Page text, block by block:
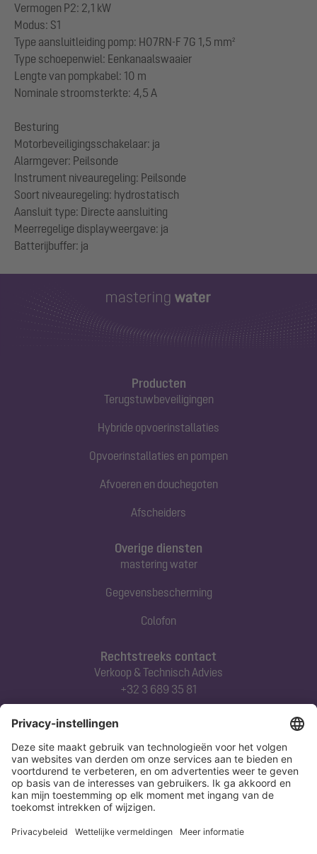
Vermogen P2: 2,1 kW
Modus: S1
Type aansluitleiding pomp: H07RN-F 7G 1,5 mm²
Type schoepenwiel: Eenkanaalswaaier
Lengte van pompkabel: 10 m
Nominale stroomsterkte: 4,5 A
Besturing
Motorbeveiligingsschakelaar: ja
Alarmgever: Peilsonde
Instrument niveauregeling: Peilsonde
Soort niveauregeling: hydrostatisch
Aansluit type: Directe aansluiting
Meerregelige displayweergave: ja
Producten
Terugstuwbeveiligingen
Hybride opvoerinstallaties
Opvoerinstallaties en pompen
Afvoeren en douchegoten
Afscheiders
Rechtstreeks contact
Verkoop & Technisch Advies
+32 3 689 35 81
Abonneert u zich op onze nieuwsbrief
Nu aanmelden
Overige diensten
mastering water
Gegevensbescherming
Colofon